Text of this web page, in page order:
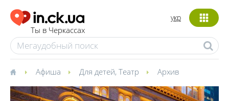
Ты в Черкассах
укр
Афиша Для детей, Театр Архив